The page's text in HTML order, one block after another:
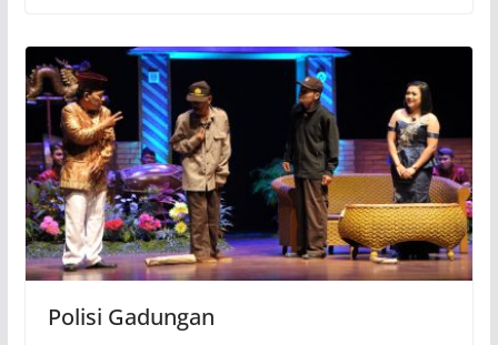
Polisi Gadungan